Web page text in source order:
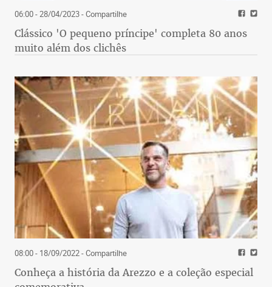
06:00 - 28/04/2023- Compartilhe
Clássico 'O pequeno príncipe' completa 80 anos
muito além dos clichês
08:00 - 18/09/2022- Compartilhe
Conheça a história da Arezzo e a coleção especial